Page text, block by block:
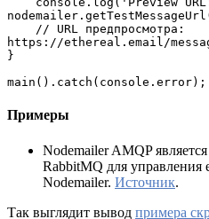
https://ethereal.email/
}
main().catch(console.error);
Примеры
Nodemailer AMQP
RabbitMQ для управления
Nodemailer. Источник.
Так выглядит вывод примера